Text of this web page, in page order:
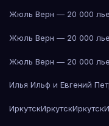
Жюль Верн — 20 000
Жюль Верн — 20 000
Жюль Верн — 20 000
Илья Ильф и Евгений
ИркутскИркутскИркутск